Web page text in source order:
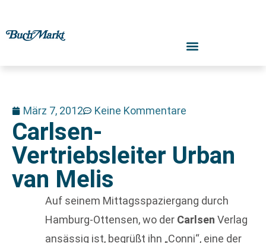
März 7, 2012 Keine Kommentare
Carlsen-
Vertriebsleiter Urban
van Melis
Auf seinem Mittagsspaziergang durch
Hamburg-Ottensen, wo der Carlsen Verlag
ansässig ist, begrüßt ihn „Conni“, eine der